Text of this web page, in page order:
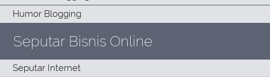
Seputar Bisnis Online